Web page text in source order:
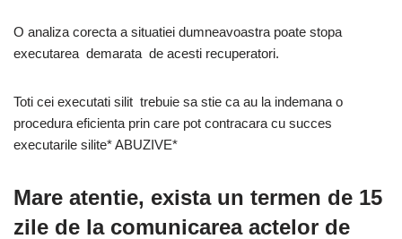
O analiza corecta a situatiei dumneavoastra poate stopa
executarea demarata de acesti recuperatori.
Toti cei executati silit trebuie sa stie ca au la indemana o
procedura eficienta prin care pot contracara cu succes
executarile silite* ABUZIVE*
Mare atentie, exista un termen de 15
zile de la comunicarea actelor de